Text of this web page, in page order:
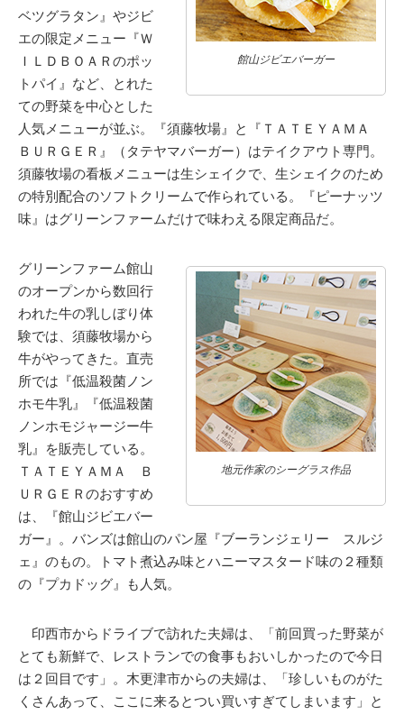
館山ジビエバーガー
ベツグラタン』やジビ
エの限定メニュー『Ｗ
ＩＬＤＢＯＡＲのポッ
トパイ』など、とれた
ての野菜を中心とした
人気メニューが並ぶ。『須藤牧場』と『ＴＡＴＥＹＡＭＡ
ＢＵＲＧＥＲ』（タテヤマバーガー）はテイクアウト専門。
須藤牧場の看板メニューは生シェイクで、生シェイクのため
の特別配合のソフトクリームで作られている。『ピーナッツ
味』はグリーンファームだけで味わえる限定商品だ。
地元作家のシーグラス作品
グリーンファーム館山
のオープンから数回行
われた牛の乳しぼり体
験では、須藤牧場から
牛がやってきた。直売
所では『低温殺菌ノン
ホモ牛乳』『低温殺菌
ノンホモジャージー牛
乳』を販売している。
ＴＡＴＥＹＡＭＡ Ｂ
ＵＲＧＥＲのおすすめ
は、『館山ジビエバー
ガー』。バンズは館山のパン屋『ブーランジェリー スルジ
ェ』のもの。トマト煮込み味とハニーマスタード味の２種類
の『プカドッグ』も人気。
印西市からドライブで訪れた夫婦は、「前回買った野菜が
とても新鮮で、レストランでの食事もおいしかったので今日
は２回目です」。木更津市からの夫婦は、「珍しいものがた
くさんあって、ここに来るとつい買いすぎてしまいます」と